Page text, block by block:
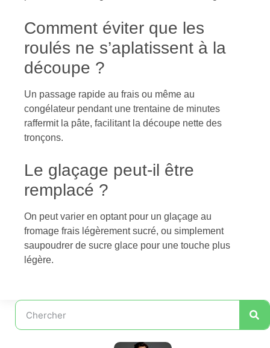
Comment éviter que les
roulés ne s’aplatissent à la
découpe ?
Un passage rapide au frais ou même au
congélateur pendant une trentaine de minutes
raffermit la pâte, facilitant la découpe nette des
tronçons.
Le glaçage peut-il être
remplacé ?
On peut varier en optant pour un glaçage au
fromage frais légèrement sucré, ou simplement
saupoudrer de sucre glace pour une touche plus
légère.